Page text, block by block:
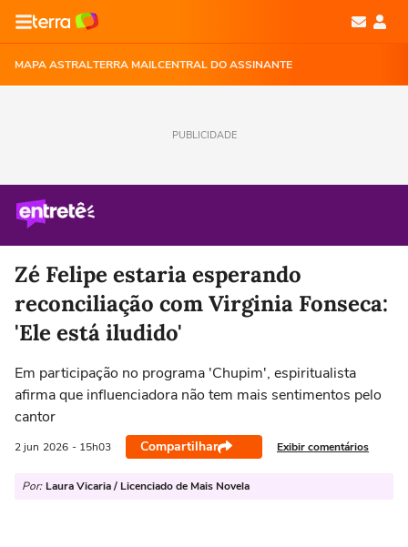
MAPA ASTRALTERRA MAILCENTRAL DO ASSINANTE
PUBLICIDADE
Zé Felipe estaria esperando
reconciliação com Virginia Fonseca:
'Ele está iludido'
Em participação no programa 'Chupim', espiritualista
afirma que influenciadora não tem mais sentimentos pelo
cantor
2 jun 2026 - 15h03 Compartilhar Exibir comentários
Por: Laura Vicaria / Licenciado de Mais Novela